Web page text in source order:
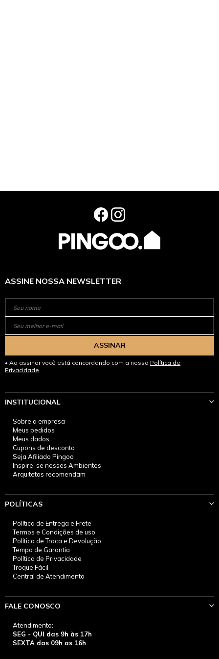
ASSINE NOSSA NEWSLETTER
ASSINAR
Ao assinar você está concordando com a nossa Política de
Privacidade
INSTITUCIONAL
Sobre a empresa
Meus pedidos
Meus dados
Cupons de desconto
Seja Afiliado Pingoo
Inspire-se nesses Ambientes
Arquitetos recomendam
POLÍTICAS
Política de Entrega e Frete
Termos e Condições de uso
Política de Troca e Devolução
Tempo de Garantia
Política de Privacidade
Troque Fácil
Central de Atendimento
FALE CONOSCO
Atendimento:
SEG - QUI das 9h às 17h
SEXTA das 09h as 16h